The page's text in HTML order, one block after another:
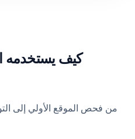
كيف يستخدمه
من فحص الموقع الأولي إلى